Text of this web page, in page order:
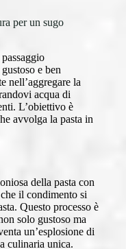
per un sugo
e ben
nell’aggregare la
acqua di
L’obiettivo è
avvolga la pasta in
della pasta con
il condimento si
Questo processo è
solo gustoso ma
un’esplosione di
culinaria unica.